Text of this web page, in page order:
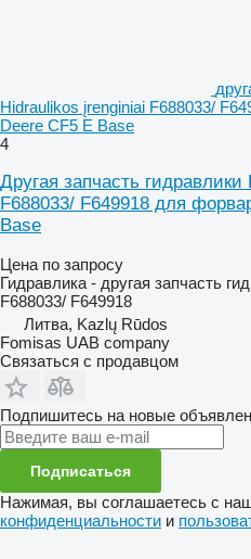
Hidraulikos įrenginiai F688033/
Deere CF5 E Base
4
Другая запчасть
F688033/ F649918 для
Base
Цена по запросу
Гидравлика - другая запчасть
F688033/ F649918
Литва, Kazlų Rūdos
Fomisas UAB company
Связаться с продавцом
Подпишитесь на новые
Подписаться
Нажимая, вы соглашаетесь с
конфиденциальности и